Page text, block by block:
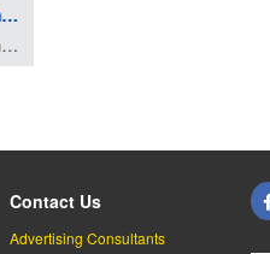
โรงงานผลิตสมุดไดอารี ...
โรงงานผลิตสมุดไดอารี่ - เค.ทิพ 999
Contact Us
Advertising Consultants